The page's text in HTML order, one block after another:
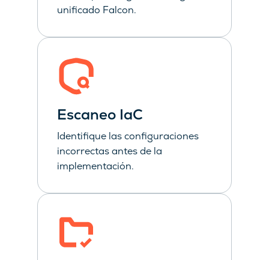
unificado Falcon.
Escaneo IaC
Identifique las configuraciones
incorrectas antes de la
implementación.